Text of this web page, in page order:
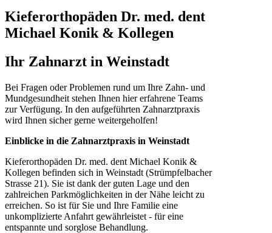
Kieferorthopäden Dr. med. dent
Michael Konik & Kollegen
Ihr Zahnarzt in Weinstadt
Bei Fragen oder Problemen rund um Ihre Zahn- und
Mundgesundheit stehen Ihnen hier erfahrene Teams
zur Verfügung. In den aufgeführten Zahnarztpraxis
wird Ihnen sicher gerne weitergeholfen!
Einblicke in die Zahnarztpraxis in Weinstadt
Kieferorthopäden Dr. med. dent Michael Konik &
Kollegen befinden sich in Weinstadt (Strümpfelbacher
Strasse 21). Sie ist dank der guten Lage und den
zahlreichen Parkmöglichkeiten in der Nähe leicht zu
erreichen. So ist für Sie und Ihre Familie eine
unkomplizierte Anfahrt gewährleistet - für eine
entspannte und sorglose Behandlung.